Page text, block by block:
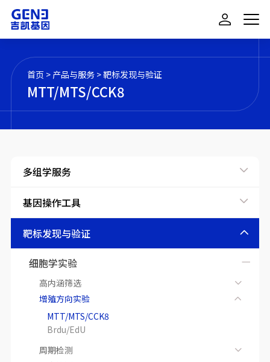
首页 > 产品与服务 >靶标发现与验证
MTT/MTS/CCK8
多组学服务
基因操作工具
靶标发现与验证
细胞学实验
高内涵筛选
增殖方向实验
MTT/MTS/CCK8
Brdu/EdU
周期检测